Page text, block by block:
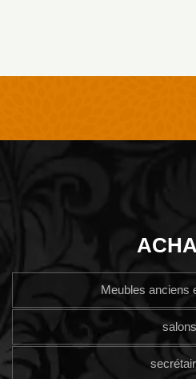
Meubles anciens
salons